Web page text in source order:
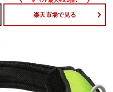
楽天市場で見る